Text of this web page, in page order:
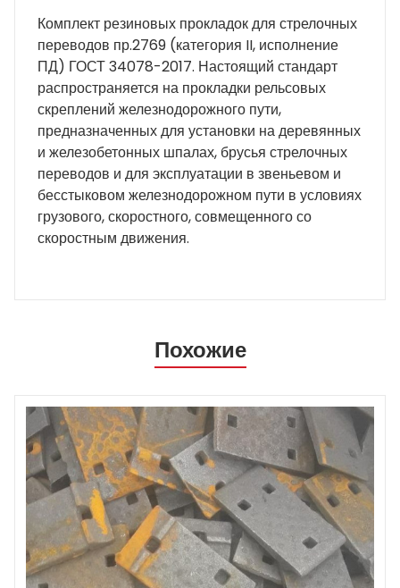
Комплект резиновых прокладок для стрелочных
переводов пр.2769 (категория II, исполнение
ПД) ГОСТ 34078-2017. Настоящий стандарт
распространяется на прокладки рельсовых
скреплений железнодорожного пути,
предназначенных для установки на деревянных
и железобетонных шпалах, брусья стрелочных
переводов и для эксплуатации в звеньевом и
бесстыковом железнодорожном пути в условиях
грузового, скоростного, совмещенного со
скоростным движения.
Похожие